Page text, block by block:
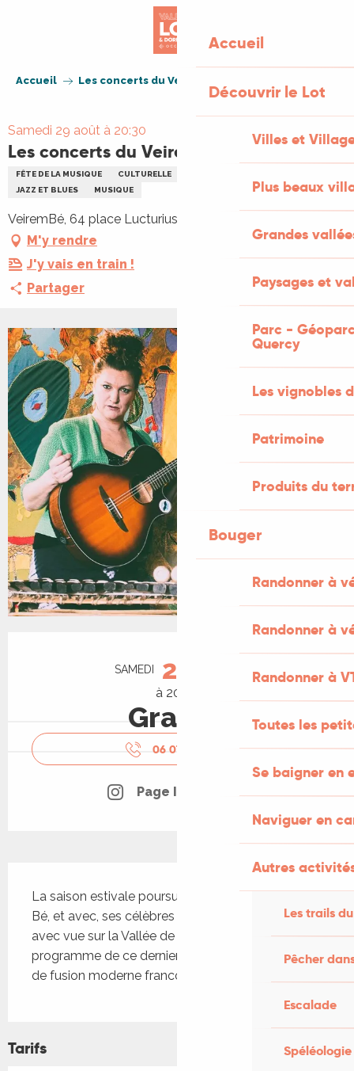
Accueil
Découvrir le Lot
Villes et
Plus beaux
Grandes
Paysages et
Parc -
Quercy
Les vignobles
Patrimoine
Produits du
Bouger
Randonner à
Randonner à
Randonner à
Toutes les
Se baigner en
Naviguer en
Autres
Les trails
Pêcher
Escalade
Spéléologie
Accueil Les concerts du Veirem Bé : Basa Duo
Samedi 29 août à 20:30
Les concerts du Veirem Bé : Basa Duo
FÊTE DE LA MUSIQUE CULTURELLE
JAZZ ET BLUES
MUSIQUE
VeiremBé, 64 place Lucturius, 46110 Vayrac
M'y rendre
J'y vais en train !
Partager
+1 PHOTO
SAMEDI 29
à 20:30
Gratuit
06 07 81 11
Page Instagram
La saison estivale poursuit son cours au Veirem
Bé, et avec, ses célèbres concerts sur la terrasse
avec vue sur la Vallée de la Dordogne. Au
programme de ce dernier samedi d'Août, le duo
de fusion moderne franco-africaine Basa
Tarifs